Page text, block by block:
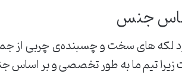
جنس
لکه های سخت و چسبنده‌ی چربی از
تیم ما به طور تخصصی و بر اساس